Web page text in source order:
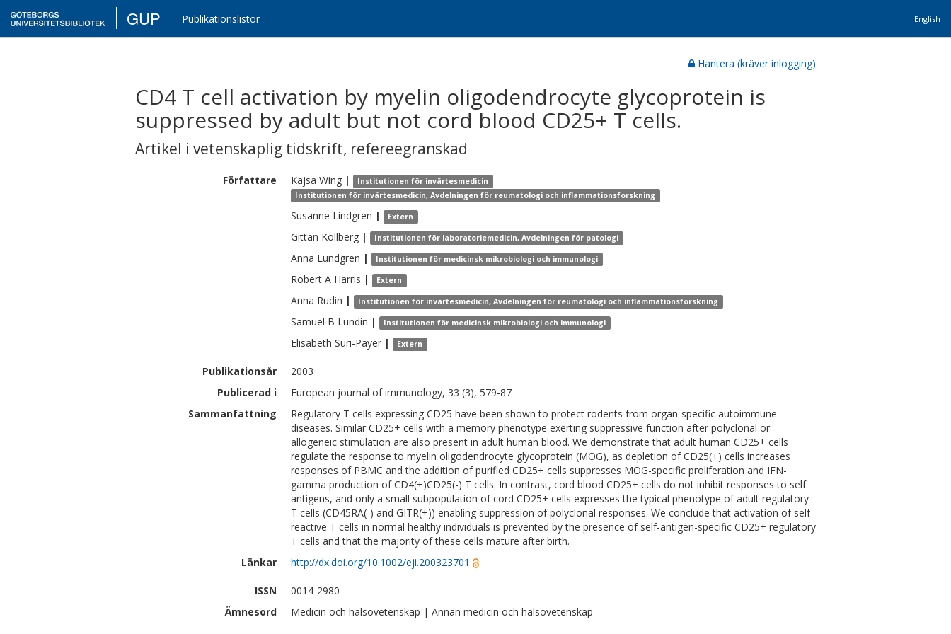
GUP Publikationslistor English
Hantera (kräver inlogging)
CD4 T cell activation by myelin oligodendrocyte glycoprotein is
suppressed by adult but not cord blood CD25+ T cells.
Artikel i vetenskaplig tidskrift, refereegranskad
Författare Kajsa Wing |
Institutionen för invärtesmedicin
Institutionen för invärtesmedicin, Avdelningen för reumatologi och inflammationsforskning
Susanne Lindgren | Extern
Gittan Kollberg | Institutionen för laboratoriemedicin, Avdelningen för patologi
Anna Lundgren | Institutionen för medicinsk mikrobiologi och immunologi
Robert A Harris | Extern
Anna Rudin | Institutionen för invärtesmedicin, Avdelningen för reumatologi och inflammationsforskning
Samuel B Lundin | Institutionen för medicinsk mikrobiologi och immunologi
Elisabeth Suri-Payer | Extern
Publikationsår
2003
Publicerad i
European journal of immunology, 33 (3), 579-87
Sammanfattning
Regulatory T cells expressing CD25 have been shown to protect rodents from organ-specific autoimmune
diseases. Similar CD25+ cells with a memory phenotype exerting suppressive function after polyclonal or
allogeneic stimulation are also present in adult human blood. We demonstrate that adult human CD25+ cells
regulate the response to myelin oligodendrocyte glycoprotein (MOG), as depletion of CD25(+) cells increases
responses of PBMC and the addition of purified CD25+ cells suppresses MOG-specific proliferation and IFN-
gamma production of CD4(+)CD25(-) T cells. In contrast, cord blood CD25+ cells do not inhibit responses to self
antigens, and only a small subpopulation of cord CD25+ cells expresses the typical phenotype of adult regulatory
T cells (CD45RA(-) and GITR(+)) enabling suppression of polyclonal responses. We conclude that activation of self-
reactive T cells in normal healthy individuals is prevented by the presence of self-antigen-specific CD25+ regulatory
T cells and that the majority of these cells mature after birth.
Länkar
http://dx.doi.org/10.1002/eji.200323701
ISSN
0014-2980
Ämnesord
Medicin och hälsovetenskap | Annan medicin och hälsovetenskap